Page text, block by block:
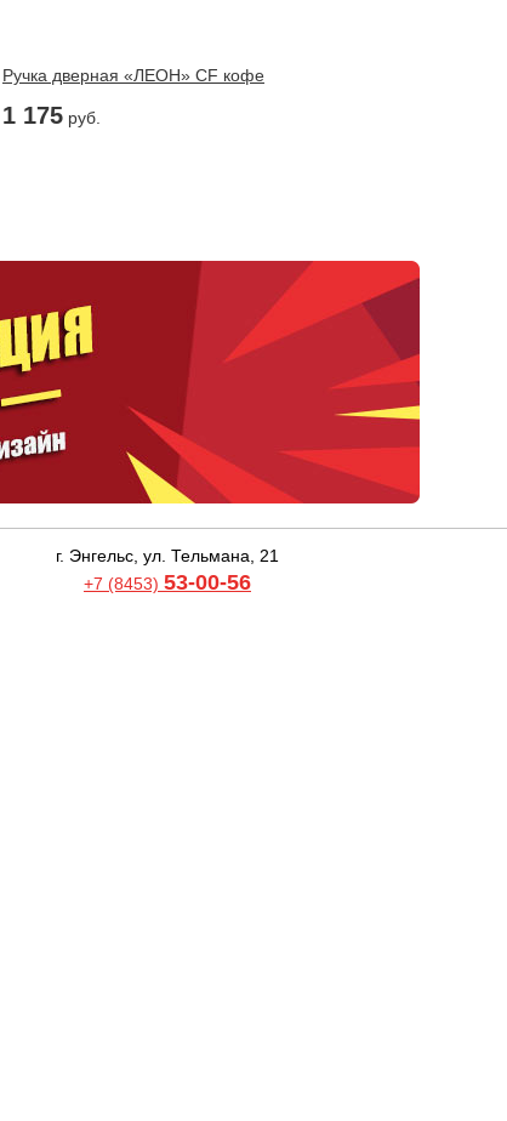
Ручка дверная «ЛЕОН» CF кофе
1 175 руб.
г. Энгельс, ул. Тельмана, 21
+7 (8453) 53-00-56